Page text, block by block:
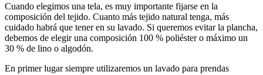
Cuando elegimos una tela, es muy importante fijarse en la
composición del tejido. Cuanto más tejido natural tenga, más
cuidado habrá que tener en su lavado. Si queremos evitar la plancha,
debemos de elegir una composición 100 % poliéster o máximo un
30 % de lino o algodón.
En primer lugar siempre utilizaremos un lavado para prendas